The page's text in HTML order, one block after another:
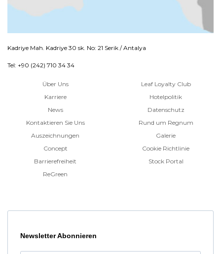
Kadriye Mah. Kadriye 30 sk. No: 21 Serik / Antalya
Tel: +90 (242) 710 34 34
Über Uns
Karriere
News
Kontaktieren Sie Uns
Auszeichnungen
Concept
Barrierefreiheit
ReGreen
Leaf Loyalty Club
Hotelpolitik
Datenschutz
Rund um Regnum
Galerie
Cookie Richtlinie
Stock Portal
Newsletter Abonnieren